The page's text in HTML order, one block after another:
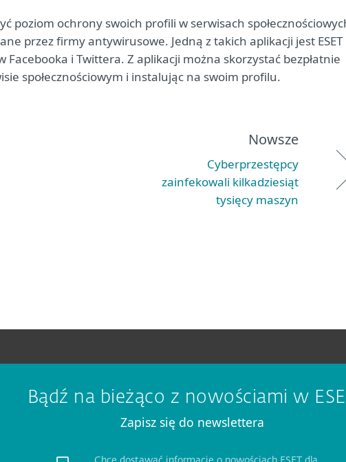
poziom ochrony swoich profili w serwisach
przez firmy antywirusowe. Jedną z takich aplikacji jest ESET
Facebooka i Twittera. Z aplikacji można skorzystać bezpłatnie
społecznościowym i instalując na swoim profilu.
Nowsze
Cyberprzestępcy
zainfekowali kilkadziesiąt
tysięcy maszyn